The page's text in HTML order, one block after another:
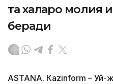
та халқаро молия
беради
ASTANА. Кazinform – Уй-